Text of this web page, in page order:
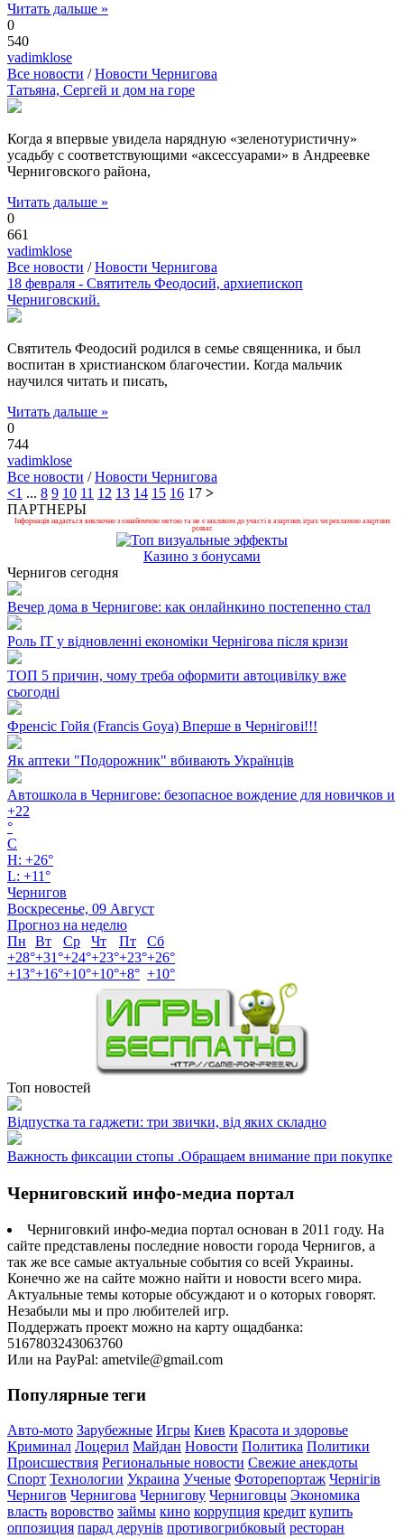
Читать дальше »
0
540
vadimklose
Все новости /Новости Чернигова
Татьяна, Сергей и дом на горе
Когда я впервые увидела нарядную «зеленотуристичну»
усадьбу с соответствующими «аксессуарами» в Андреевке
Черниговского района,
Читать дальше »
0
661
vadimklose
Все новости /Новости Чернигова
18 февраля - Святитель Феодосий, архиепископ
Черниговский.
Святитель Феодосий родился в семье священника, и был
воспитан в христианском благочестии. Когда мальчик
научился читать и писать,
Читать дальше »
0
744
vadimklose
Все новости /Новости Чернигова
<1 ... 8 9 10 11 12 13 14 15 16 17 >
ПАРТНЕРЫ
Інформація надається виключно з ознайомчою метою та не є закликом до участі в азартних іграх чи рекламою азартних
розваг.
Казино з бонусами
Чернигов сегодня
Вечер дома в Чернигове: как онлайнкино постепенно стал
Роль ІТ у відновленні економіки Чернігова після кризи
ТОП 5 причин, чому треба оформити автоцивілку вже
сьогодні
Френсіс Гойя (Francis Goya) Вперше в Чернігові!!!
Як аптеки "Подорожник" вбивають Українців
Автошкола в Чернигове: безопасное вождение для новичков и
+22
°
C
H: +26°
L: +11°
Чернигов
Воскресенье, 09 Август
Прогноз на неделю
Пн
Вт Ср Чт Пт
Сб
+28°+31°+24°+23°+23°+26°
+13°+16°+10°+10°+8° +10°
Топ новостей
Відпустка та гаджети: три звички, від яких складно
Важность фиксации стопы .Обращаем внимание при покупке
Черниговский инфо-медиа портал
Черниговкий инфо-медиа портал основан в 2011 году. На
сайте представлены последние новости города Чернигов, а
так же все самые актуальные события со всей Украины.
Конечно же на сайте можно найти и новости всего мира.
Актуальные темы которые обсуждают и о которых говорят.
Незабыли мы и про любителей игр.
Поддержать проект можно на карту ощадбанка:
5167803243063760
Или на PayPal: ametvile@gmail.com
Популярные теги
Авто-мото Зарубежные Игры Киев Красота и здоровье
Криминал Лоцерил Майдан Новости Политика Политики
Происшествия Региональные новости Свежие анекдоты
Спорт Технологии Украина Ученые Фоторепортаж Чернігів
Чернигов Чернигова Чернигову Черниговцы Экономика
власть воровство займы кино коррупция кредит купить
оппозиция парад дерунів противогрибковый ресторан